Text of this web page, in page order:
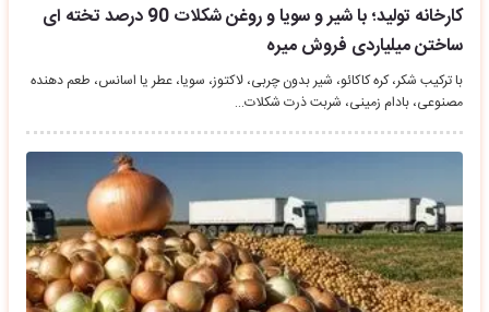
کارخانه تولید؛ با شیر و سویا و روغن شکلات 90 درصد تخته ای
ساختن میلیاردی فروش میره
با ترکیب شکر، کره کاکائو، شیر بدون چربی، لاکتوز، سویا، عطر یا اسانس، طعم دهنده
مصنوعی، بادام زمینی، شربت ذرت شکلات…